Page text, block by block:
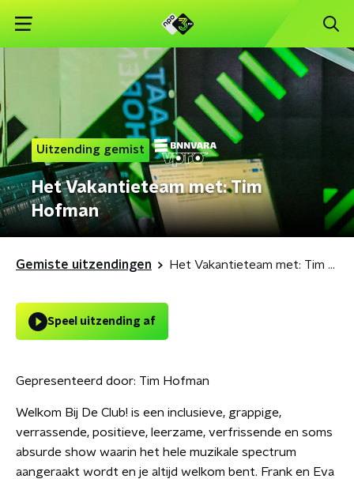
Uitzending gemist
Het Vakantieteam met: Tim
Hofman
Gemiste uitzendingen Het Vakantieteam met: Tim Hofman
Speel uitzending af
Gepresenteerd door: Tim Hofman
Welkom Bij De Club! is een inclusieve, grappige,
verrassende, positieve, leerzame, verfrissende en soms
absurde show waarin het hele muzikale spectrum
aangeraakt wordt en je altijd welkom bent. Frank en Eva